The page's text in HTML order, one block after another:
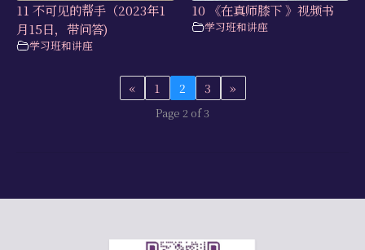
11 不可见的帮手（2023年1
月15日，带问答)
学习班和讲座
10 《在真师膝下 》视频书
学习班和讲座
« 1 2 3 »
Page 2 of 3